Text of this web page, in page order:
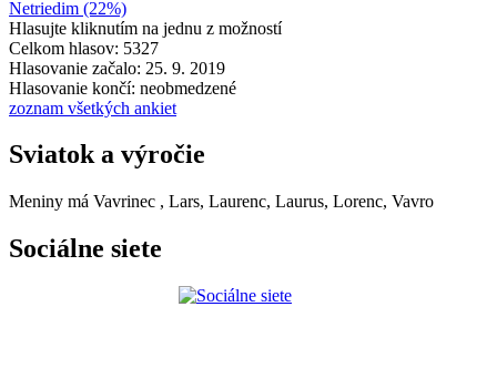
Netriedim (22%)
Hlasujte kliknutím na jednu z možností
Celkom hlasov: 5327
Hlasovanie začalo: 25. 9. 2019
Hlasovanie končí: neobmedzené
zoznam všetkých ankiet
Sviatok a výročie
Meniny má Vavrinec , Lars, Laurenc, Laurus, Lorenc, Vavro
Sociálne siete